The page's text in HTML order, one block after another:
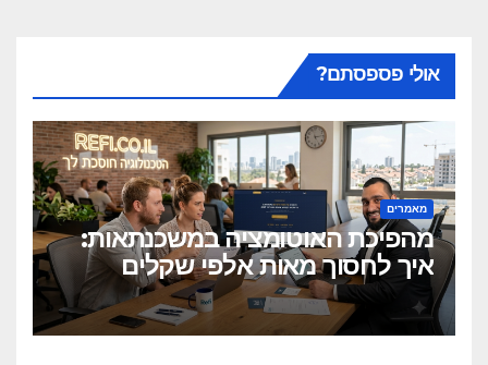
אולי פספסתם?
מאמרים
מהפיכת האוטומציה במשכנתאות:
איך לחסוך מאות אלפי שקלים
בלחיצת כפתור?